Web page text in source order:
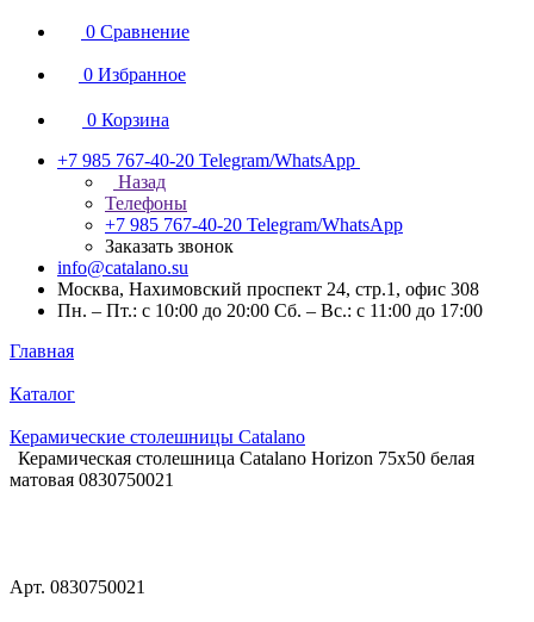
0 Сравнение
0 Избранное
0 Корзина
+7 985 767-40-20 Telegram/WhatsApp
Назад
Телефоны
+7 985 767-40-20 Telegram/WhatsApp
Заказать звонок
info@catalano.su
Москва, Нахимовский проспект 24, стр.1, офис 308
Пн. – Пт.: с 10:00 до 20:00 Сб. – Вс.: с 11:00 до 17:00
Главная
Каталог
Керамические столешницы Catalano
Керамическая столешница Catalano Horizon 75x50 белая
матовая 0830750021
Арт. 0830750021